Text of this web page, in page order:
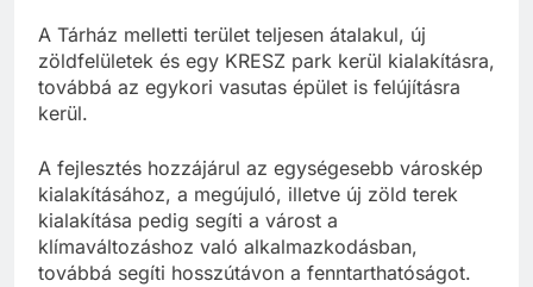
A Tárház melletti terület teljesen átalakul, új
zöldfelületek és egy KRESZ park kerül kialakításra,
továbbá az egykori vasutas épület is felújításra
kerül.
A fejlesztés hozzájárul az egységesebb városkép
kialakításához, a megújuló, illetve új zöld terek
kialakítása pedig segíti a várost a
klímaváltozáshoz való alkalmazkodásban,
továbbá segíti hosszútávon a fenntarthatóságot.